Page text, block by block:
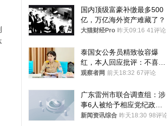
国内顶级富豪补缴最多500
亿，万亿海外资产难藏了？
大猫财经Pro 昨天09:16 41评论
泰国女公务员精致妆容爆
红，本人回应批评：不喜欢
就别看
观察者网 前天18:32 67评论
广东雷州市联合调查组：涉
事6人被给予相应党纪政务
处分和组织处理
新闻资讯综合 昨天18:30 98评论